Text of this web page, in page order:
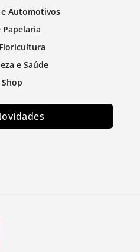
Automotivos
Papelaria
e Saúde